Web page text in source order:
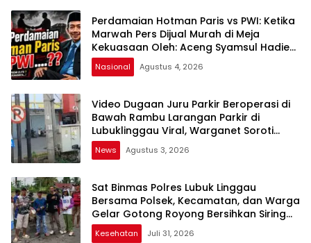
Perdamaian Hotman Paris vs PWI: Ketika
Marwah Pers Dijual Murah di Meja
Kekuasaan Oleh: Aceng Syamsul Hadie
(ASH)”
Nasional Agustus 4, 2026
Video Dugaan Juru Parkir Beroperasi di
Bawah Rambu Larangan Parkir di
Lubuklinggau Viral, Warganet Soroti
Dugaan Pelanggaran
News Agustus 3, 2026
Sat Binmas Polres Lubuk Linggau
Bersama Polsek, Kecamatan, dan Warga
Gelar Gotong Royong Bersihkan Siring
Agung
Kesehatan Juli 31, 2026